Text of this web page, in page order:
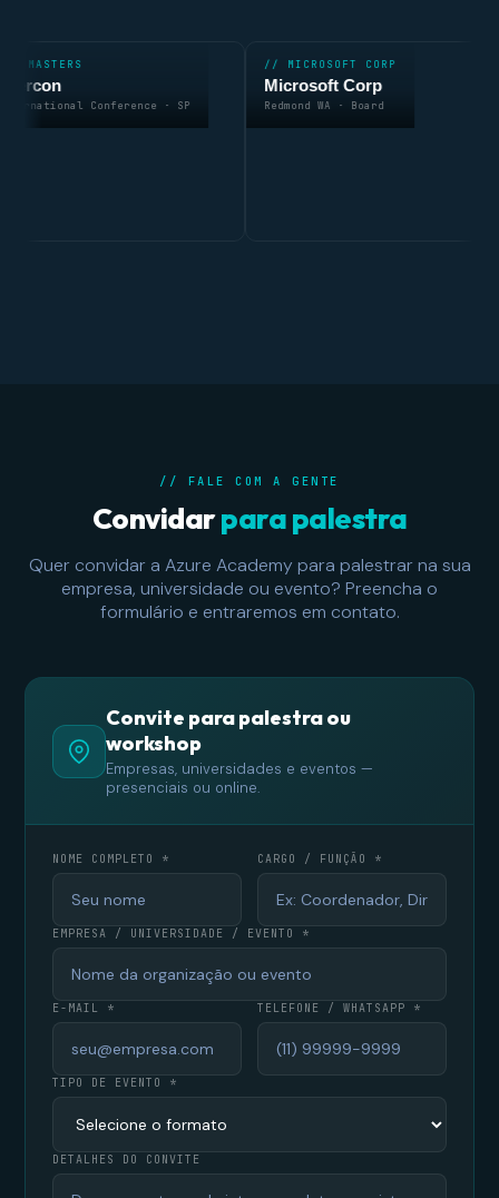
· SP
// MICROSOFT CORP
Microsoft Corp
Redmond WA · Board
// FALE COM A GENTE
Convidarpara palestra
Quer convidar a Azure Academy para palestrar na sua
empresa, universidade ou evento? Preencha o
formulário e entraremos em contato.
Convite para palestra ou
workshop
Empresas, universidades e eventos —
presenciais ou online.
NOME COMPLETO * CARGO / FUNÇÃO *
EMPRESA / UNIVERSIDADE / EVENTO *
E-MAIL * TELEFONE / WHATSAPP *
TIPO DE EVENTO *
DETALHES DO CONVITE